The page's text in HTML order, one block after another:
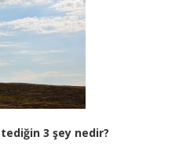
3 şey nedir?